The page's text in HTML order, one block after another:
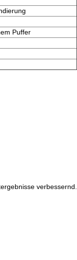
Puffer
verbessernd.